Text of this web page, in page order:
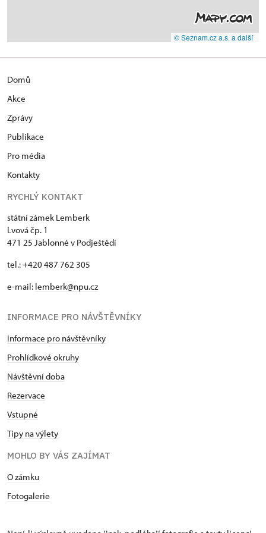
© Seznam.cz a.s. a další
Domů
Akce
Zprávy
Publikace
Pro média
Kontakty
RYCHLÝ KONTAKT
státní zámek Lemberk
Lvová čp. 1
471 25 Jablonné v Podještědí
tel.: +420 487 762 305
e-mail: lemberk@npu.cz
INFORMACE PRO NÁVŠTĚVNÍKY
Informace pro návštěvníky
Prohlídkové okruhy
Návštěvní doba
Rezervace
Vstupné
Tipy na výlety
MOHLO BY VÁS ZAJÍMAT
O zámku
Fotogalerie